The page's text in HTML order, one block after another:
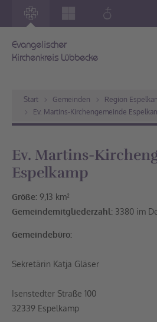
Evangelischer
Kirchenkreis Lübbecke
Start Gemeinden
Region
Ev. Martins-Kirchengemeinde
Ev. Martins-
Espelkamp
Größe: 9,13 km²
Gemeindemitgliederzahl: 3380 im
Gemeindebüro:
Sekretärin Katja Gläser
Isenstedter Straße 100
32339 Espelkamp